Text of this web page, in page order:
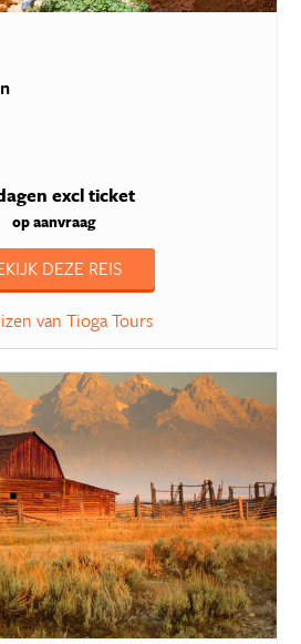
excl ticket
op aanvraag
DEZE REIS
van Tioga Tours